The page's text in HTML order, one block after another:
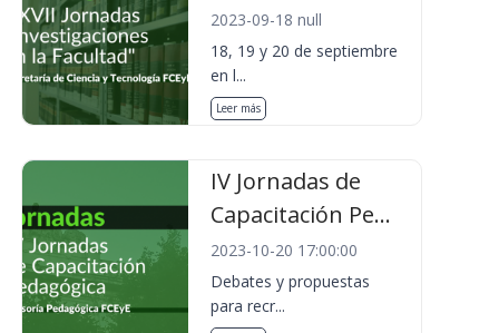
2023-09-18 null
18, 19 y 20 de septiembre
en l...
Leer más
IV Jornadas de
Capacitación Pe...
2023-10-20 17:00:00
Debates y propuestas
para recr...